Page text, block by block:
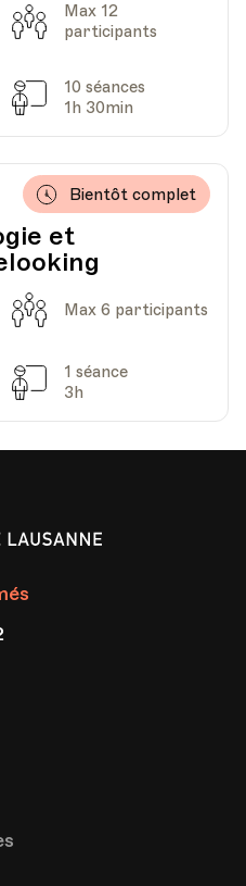
Capacité
Max 12
participants
Séances
10 séances
1h 30min
et
Bientôt complet
Capacité
Max 6 participants
Séances
1 séance
3h